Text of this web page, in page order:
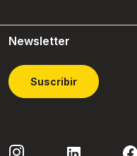
Newsletter
Suscribir